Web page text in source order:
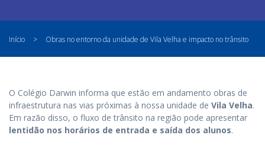
Início > Obras no entorno da unidade de Vila Velha e impacto no trânsito
O Colégio Darwin informa que estão em andamento obras de
infraestrutura nas vias próximas à nossa unidade de Vila Velha.
Em razão disso, o fluxo de trânsito na região pode apresentar
lentidão nos horários de entrada e saída dos alunos.